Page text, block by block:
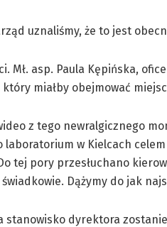
uznaliśmy, że to jest
Mł. asp. Paula Kępińska,
miałby obejmować
z tego newralgicznego
w Kielcach
tej pory przesłuchano
Dążymy do jak
stanowisko dyrektora